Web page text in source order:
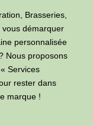
Brasseries,
démarquer
personnalisée
Nous proposons
Services
rester dans
marque !